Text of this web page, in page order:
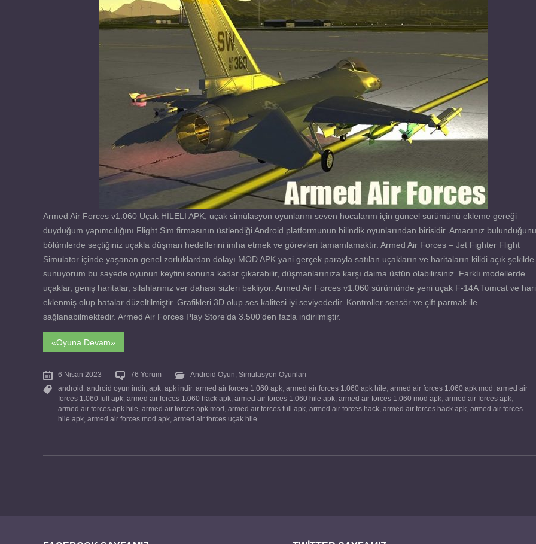
Armed Air Forces v1.060 Uçak HİLELİ APK, uçak simülasyon oyunlarını seven hocalarım için güncel sürümünü ekleme gereği
duyduğum yapımcılığını Flight Sim firmasının üstlendiği Android platformunun bilindik oyunlarından birisidir. Amacınız
bölümlerde seçtiğiniz uçakla düşman hedeflerini imha etmek ve görevleri tamamlamaktır. Armed Air Forces – Jet Fighter Flight
Simulator içinde yaşanan genel zorluklardan dolayı MOD APK yani gerçek parayla satılan uçakların ve haritaların kilidi açık şekilde
sunuyorum bu sayede oyunun keyfini sonuna kadar çıkarabilir, düşmanlarınıza karşı daima üstün olabilirsiniz. Farklı modellerde
uçaklar, geniş haritalar, silahlarınız ver dahası sizleri bekliyor. Armed Air Forces v1.060 sürümünde yeni uçak F-14A Tomcat ve
eklenmiş olup hatalar düzeltilmiştir. Grafikleri 3D olup ses kalitesi iyi seviyededir. Kontroller sensör ve çift parmak ile
sağlanabilmektedir. Armed Air Forces Play Store’da 3.500’den fazla indirilmiştir.
«Oyuna Devam»
6 Nisan 2023 76 Yorum Android Oyun, Simülasyon Oyunları
android , android oyun indir, apk, apk indir, armed air forces 1.060 apk, armed air forces 1.060 apk hile, armed air forces 1.060 apk mod , armed air
forces 1.060 full apk, armed air forces 1.060 hack apk, armed air forces 1.060 hile apk, armed air forces 1.060 mod apk, armed air forces apk,
armed air forces apk hile, armed air forces apk mod , armed air forces full apk, armed air forces hack, armed air forces hack apk, armed air forces
hile apk, armed air forces mod apk, armed air forces uçak hile